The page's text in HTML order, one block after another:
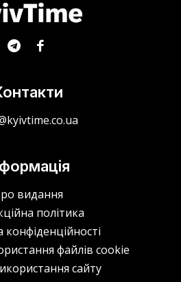
видання
політика
конфіденційності
файлів cookie
сайту